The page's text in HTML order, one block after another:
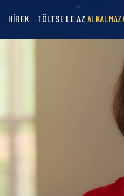
HÍREK TÖLTSE LE AZ